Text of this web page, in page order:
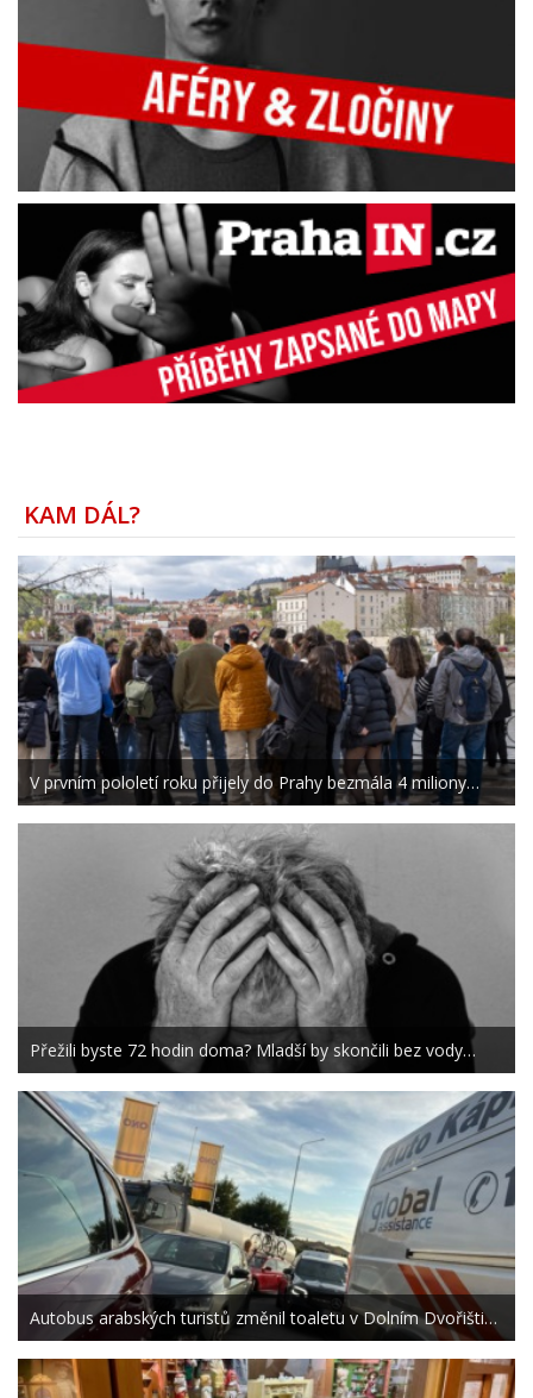
KAM DÁL?
V prvním pololetí roku přijely do Prahy bezmála 4 miliony…
Přežili byste 72 hodin doma? Mladší by skončili bez vody…
Autobus arabských turistů změnil toaletu v Dolním Dvořišti…